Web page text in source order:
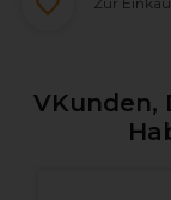
VKunden,